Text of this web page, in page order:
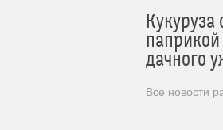
дачного
Все новости